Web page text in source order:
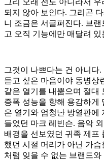
되지 않아 보인다. 그리곤
니 조금은 서글퍼진다. 브
고 오직 기능에만 매달려
그것이 나쁘다는 건 아니다
듣고 싶은 마음이야 동병상
같은 열기를 내뿜으며 절대
증폭 성능을 향해 용감하게
은 열기와 엄청난 방열판에
들었던 마크 레빈슨. 음악
배경을 선보였던 귀족 제프
했던 시절 머리가 아닌 가
처럼 잊을 수 없는 브랜드